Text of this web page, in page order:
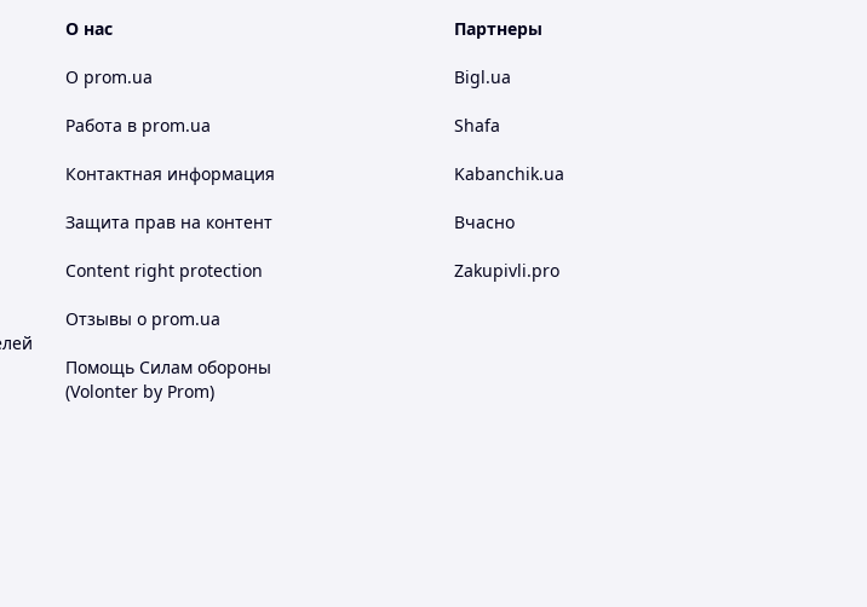
О нас
О prom.ua
Работа в prom.ua
Контактная информация
Защита прав на контент
Content right protection
Отзывы о prom.ua
Помощь Силам обороны
(Volonter by Prom)
Партнеры
Bigl.ua
Shafa
Kabanchik.ua
Вчасно
Zakupivli.pro